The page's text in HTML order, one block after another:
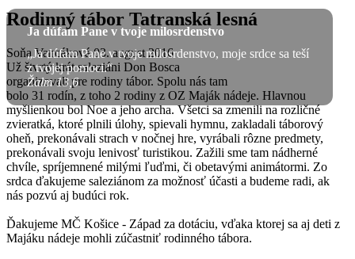
Ja dúfam Pane v tvoje milosrdenstvo
„Ja dúfam Pane v tvoje milosrdenstvo, moje srdce sa teší
z tvojej pomoci.“
Žalm 13,6
Rodinný tábor Tatranská lesná
Soňa Vancáková 03. august 2016
Už štvrtý krát saleziáni Don Bosca
organizovali pre rodiny tábor. Spolu nás tam
bolo 31 rodín, z toho 2 rodiny z OZ Maják nádeje. Hlavnou
myšlienkou bol Noe a jeho archa. Všetci sa zmenili na rozličné
zvieratká, ktoré plnili úlohy, spievali hymnu, zakladali táborový
oheň, prekonávali strach v nočnej hre, vyrábali rôzne predmety,
prekonávali svoju lenivosť turistikou. Zažili sme tam nádherné
chvíle, spríjemnené milými ľuďmi, či obetavými animátormi. Zo
srdca ďakujeme saleziánom za možnosť účasti a budeme radi, ak
nás pozvú aj budúci rok.
Ďakujeme MČ Košice - Západ za dotáciu, vďaka ktorej sa aj deti z
Majáku nádeje mohli zúčastniť rodinného tábora.